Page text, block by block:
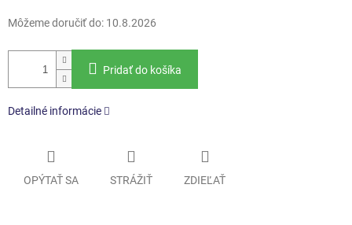
Môžeme doručiť do: 10.8.2026
Pridať do košíka
Detailné informácie
OPÝTAŤ SA STRÁŽIŤ ZDIEĽAŤ